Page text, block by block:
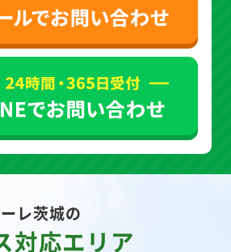
レ茨城の
対応エリア